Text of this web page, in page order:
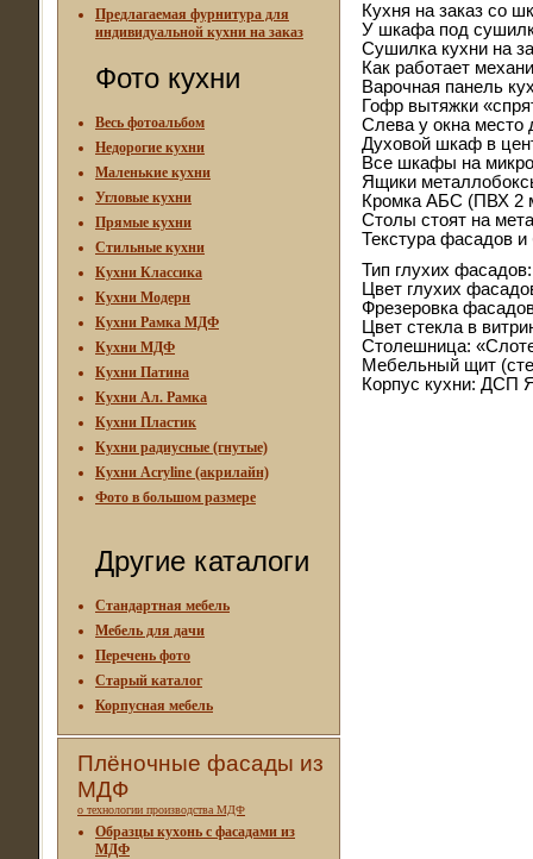
Предлагаемая фурнитура для
индивидуальной кухни на заказ
Фото кухни
Весь фотоальбом
Недорогие кухни
Маленькие кухни
Угловые кухни
Прямые кухни
Стильные кухни
Кухни Классика
Кухни Модерн
Кухни Рамка МДФ
Кухни МДФ
Кухни Патина
Кухни Ал. Рамка
Кухни Пластик
Кухни радиусные (гнутые)
Кухни Acryline (акрилайн)
Фото в большом размере
Другие каталоги
Стандартная мебель
Мебель для дачи
Перечень фото
Старый каталог
Корпусная мебель
Плёночные фасады из
МДФ
о технологии производства МДФ
Образцы кухонь с фасадами из
МДФ
Кухня на заказ со
У шкафа под
Сушилка кухни на
Как работает
Варочная панель
Гофр вытяжки
Слева у окна место
Духовой шкаф в
Все шкафы на
Ящики
Кромка АБС (ПВХ 2
Столы стоят на
Текстура фасадов и
Тип глухих
Цвет глухих
Фрезеровка
Цвет стекла в
Столешница:
Мебельный щит
Корпус кухни: ДСП